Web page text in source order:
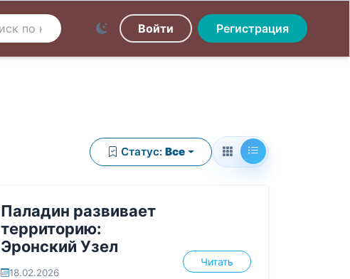
Войти Регистрация
Статус: Все
Паладин развивает
территорию:
Эронский Узел
18.02.2026
Читать